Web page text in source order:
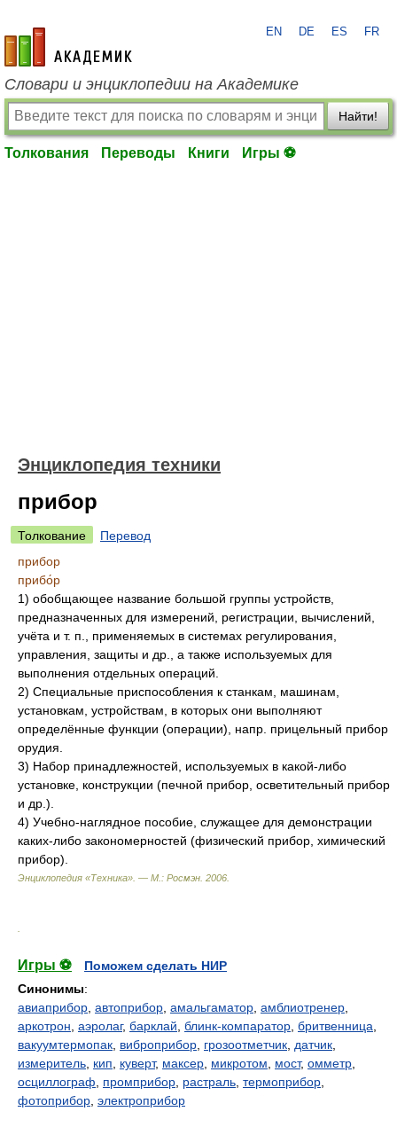
academic.ru
EN DE ES FR
Словари и энциклопедии на Академике
Найти!
Толкования Переводы Книги Игры ⚽
Энциклопедия техники
прибор
Толкование
Перевод
прибор
прибо́р
1) обобщающее название большой группы устройств,
предназначенных для измерений, регистрации, вычислений,
учёта и т. п., применяемых в системах регулирования,
управления, защиты и др., а также используемых для
выполнения отдельных операций.
2) Специальные приспособления к станкам, машинам,
установкам, устройствам, в которых они выполняют
определённые функции (операции), напр. прицельный прибор
орудия.
3) Набор принадлежностей, используемых в какой-либо
установке, конструкции (печной прибор, осветительный прибор
и др.).
4) Учебно-наглядное пособие, служащее для демонстрации
каких-либо закономерностей (физический прибор, химический
прибор).
Энциклопедия «Техника». — М.: Росмэн 2006
Игры ⚽
Поможем сделать НИР
Синонимы:
авиаприбор автоприбор амальгаматор амблиотренер
аркотрон аэролаг, барклай блинк-компаратор бритвенница
вакуумтермопак виброприбор грозоотметчик датчик
измеритель кип куверт, максер микротом мост, омметр
осциллограф
промприбор растраль термоприбор
фотоприбор электроприбор